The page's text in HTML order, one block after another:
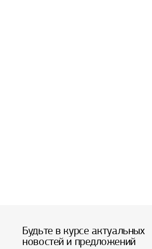
Будьте в курсе актуальных
новостей и предложений